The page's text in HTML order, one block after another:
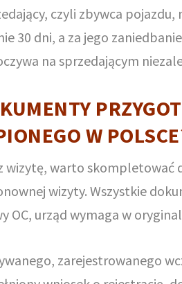
czyli zbywca
30 dni, a za jego
na sprzedającym
W
wizytę, warto skompletować
wizyty. Wszystkie
OC, urząd wymaga w
zarejestrowanego